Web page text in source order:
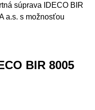
súprava IDECO BIR
a.s. s možnosťou
BIR 8005